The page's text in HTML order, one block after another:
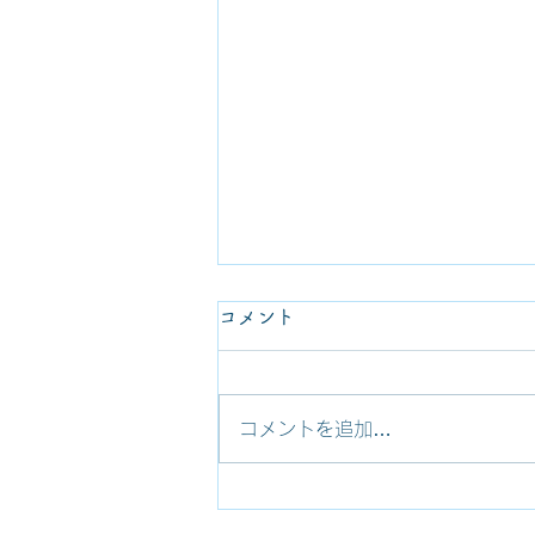
日曜配信に関する変更のお知
らせChanges in Sunday
Mailings (Updated May.
2026)
には日曜ごとに電子メールの添付
ファイルにて週報・説教を送信し
コメント
コメントを追加…